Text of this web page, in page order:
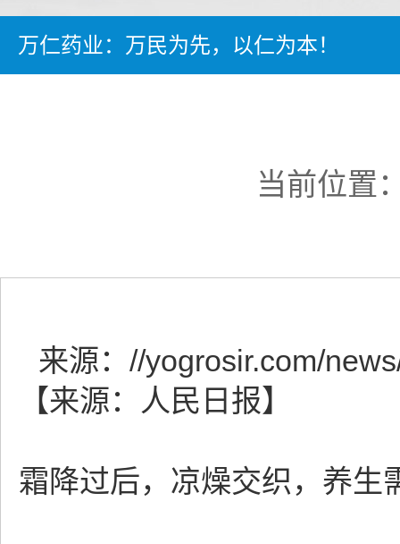
万仁药业：万民为先，以仁为本！
当前位置
来源： //yogrosir.com/
【来源：人民日报】
霜降过后，凉燥交织，养生